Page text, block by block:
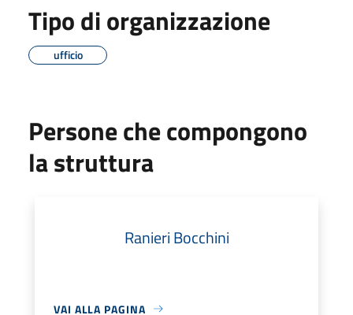
Tipo di organizzazione
ufficio
Persone che compongono
la struttura
Ranieri Bocchini
VAI ALLA PAGINA